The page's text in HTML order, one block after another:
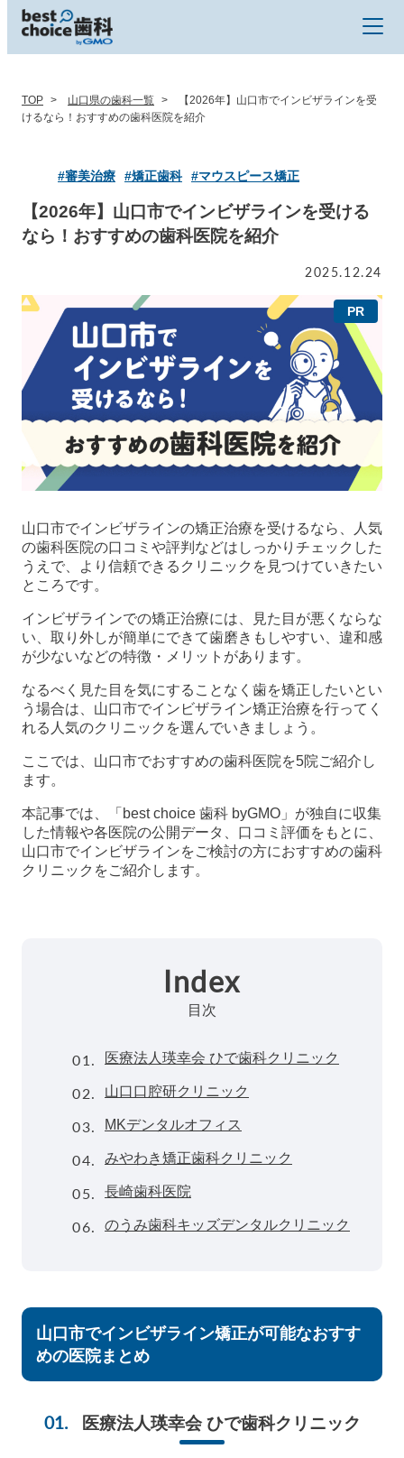
TOP 山口県の歯科一覧
【2026年】山口市でインビザラインを受
けるなら！おすすめの歯科医院を紹介
#審美治療 #矯正歯科 #マウスピース矯正
【2026年】山口市でインビザラインを受ける
なら！おすすめの歯科医院を紹介
2025.12.24
山口市でインビザラインの矯正治療を受けるなら、人気
の歯科医院の口コミや評判などはしっかりチェックした
うえで、より信頼できるクリニックを見つけていきたい
ところです。
インビザラインでの矯正治療には、見た目が悪くならな
い、取り外しが簡単にできて歯磨きもしやすい、違和感
が少ないなどの特徴・メリットがあります。
なるべく見た目を気にすることなく歯を矯正したいとい
う場合は、山口市でインビザライン矯正治療を行ってく
れる人気のクリニックを選んでいきましょう。
ここでは、山口市でおすすめの歯科医院を5院ご紹介し
ます。
本記事では、「best choice 歯科 byGMO」が独自に収集
した情報や各医院の公開データ、口コミ評価をもとに、
山口市でインビザラインをご検討の方におすすめの歯科
クリニックをご紹介します。
Index
目次
01. 医療法人瑛幸会 ひで歯科クリニック
02. 山口口腔研クリニック
03. MKデンタルオフィス
04. みやわき矯正歯科クリニック
05. 長崎歯科医院
06. のうみ歯科キッズデンタルクリニック
山口市でインビザライン矯正が可能なおすす
めの医院まとめ
医療法人瑛幸会 ひで歯科クリニック